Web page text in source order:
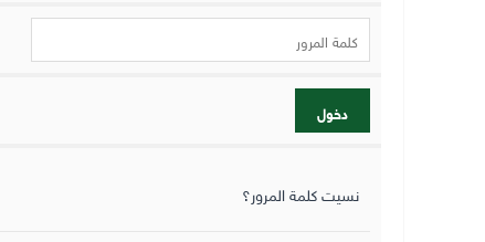
دخول
نسيت كلمة المرور؟